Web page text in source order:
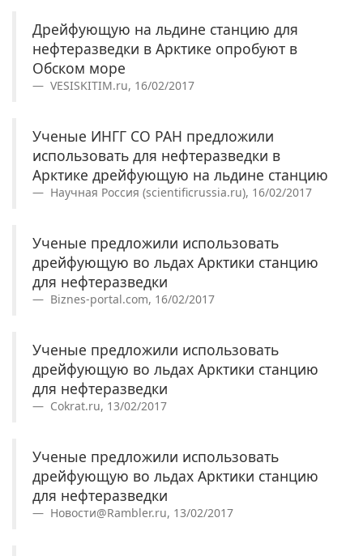
Дрейфующую на льдине станцию для
нефтеразведки в Арктике опробуют в
Обском море
VESISKITIM.ru, 16/02/2017
Ученые ИНГГ СО РАН предложили
использовать для нефтеразведки в
Арктике дрейфующую на льдине станцию
Научная Россия (scientificrussia.ru), 16/02/2017
Ученые предложили использовать
дрейфующую во льдах Арктики станцию
для нефтеразведки
Biznes-portal.com, 16/02/2017
Ученые предложили использовать
дрейфующую во льдах Арктики станцию
для нефтеразведки
Cokrat.ru, 13/02/2017
Ученые предложили использовать
дрейфующую во льдах Арктики станцию
для нефтеразведки
Новости@Rambler.ru, 13/02/2017